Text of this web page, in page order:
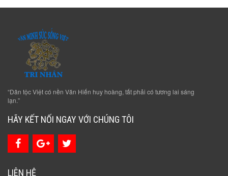
“Dân tộc Việt có nền Văn Hiến huy hoàng, tất phải có tương lai sáng
lạn.”
HÃY KẾT NỐI NGAY VỚI CHÚNG TÔI
LIÊN HỆ